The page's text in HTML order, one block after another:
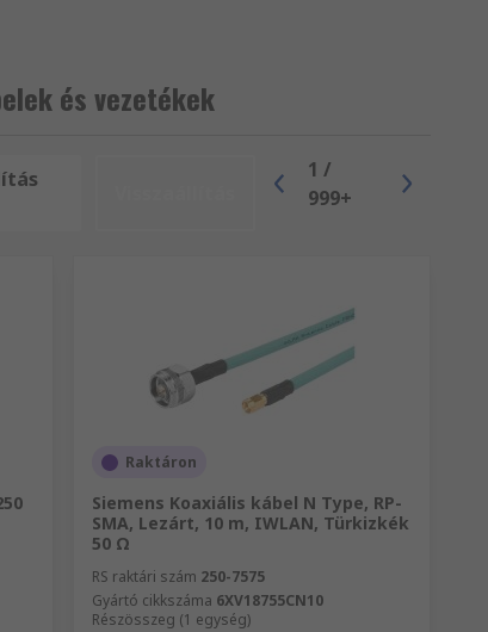
és vezetékek
1 /
999+
Raktáron
Siemens Koaxiális kábel N Type, RP-
SMA, Lezárt, 10 m, IWLAN, Türkizkék
50 Ω
RS raktári szám 250-7575
Gyártó cikkszáma 6XV18755CN10
Részösszeg (1 egység)